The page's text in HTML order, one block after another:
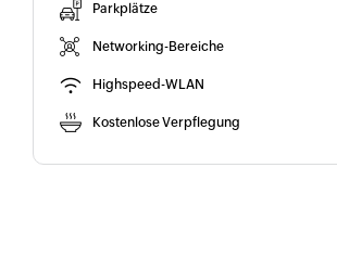
Parkplätze
Networking-Bereiche
Highspeed-WLAN
Kostenlose Verpflegung